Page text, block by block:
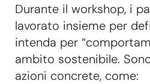
Durante il workshop, i
lavorato insieme per
intenda per
ambito sostenibile.
azioni concrete, come: